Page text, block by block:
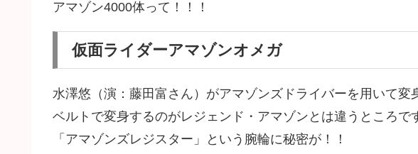
アマゾン4000体って！！！
仮面ライダーアマゾンオメガ
水澤悠（演：藤田富さん）がアマゾンズドライバーを用いて変
ベルトで変身するのがレジェンド・アマゾンとは違うところで
「アマゾンズレジスター」という腕輪に秘密が！！